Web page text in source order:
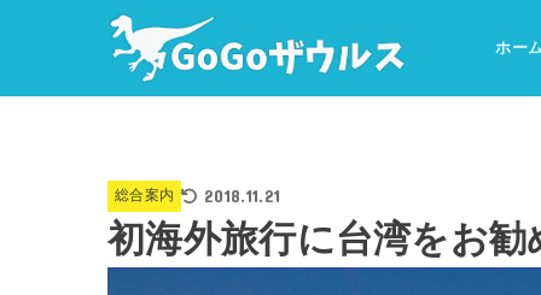
ホー
総合案内 2018.11.21
初海外旅行に台湾をお